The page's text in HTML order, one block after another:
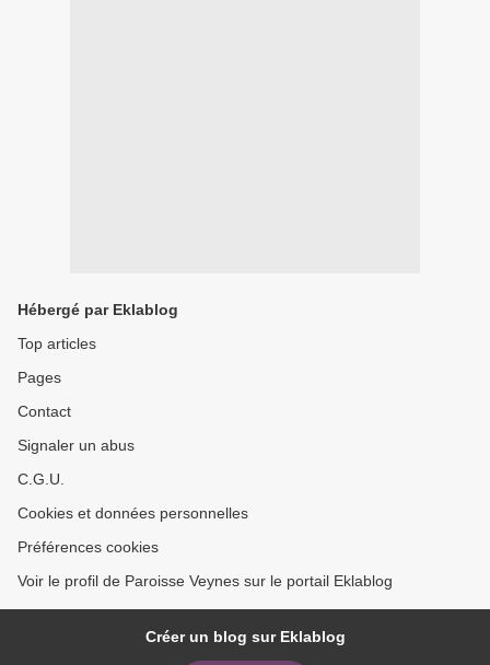
Hébergé par Eklablog
Top articles
Pages
Contact
Signaler un abus
C.G.U.
Cookies et données personnelles
Préférences cookies
Voir le profil de Paroisse Veynes sur le portail Eklablog
Créer un blog sur Eklablog